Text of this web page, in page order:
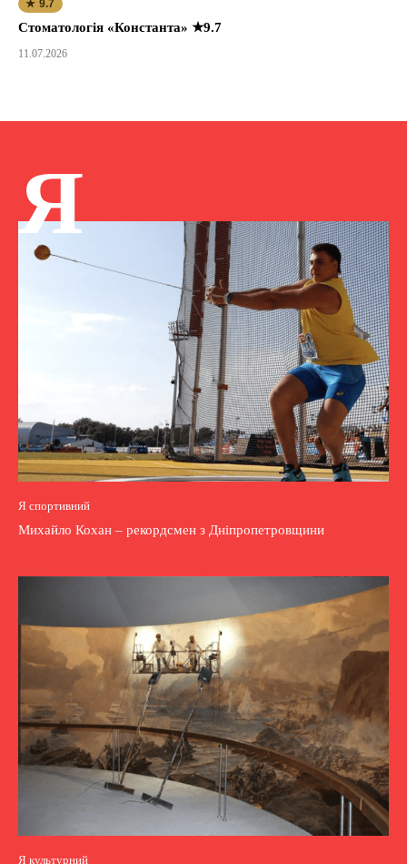
★ 9.7
Стоматологія «Константа» ★9.7
11.07.2026
Я
Я спортивний
Михайло Кохан – рекордсмен з Дніпропетровщини
Я культурний